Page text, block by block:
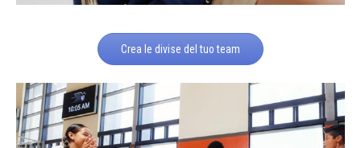
Crea le divise del tuo team